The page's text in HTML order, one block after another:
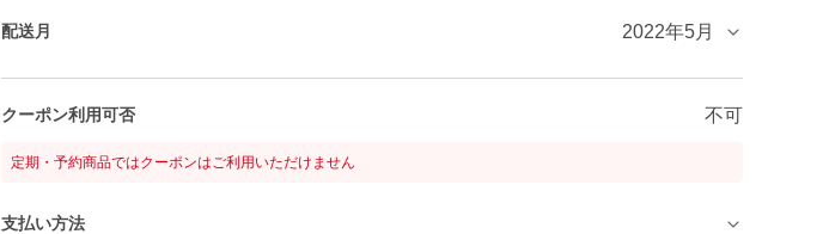
配送月 2022年5月
クーポン利用可否 不可
定期・予約商品ではクーポンはご利用いただけません
支払い方法